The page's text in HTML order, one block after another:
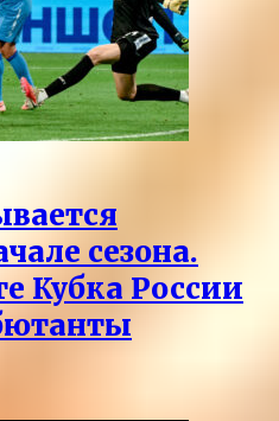
сезона.
Кубка России